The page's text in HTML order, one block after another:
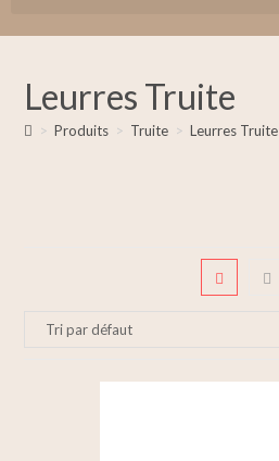
Leurres Truite
> Produits > Truite > Leurres Truite